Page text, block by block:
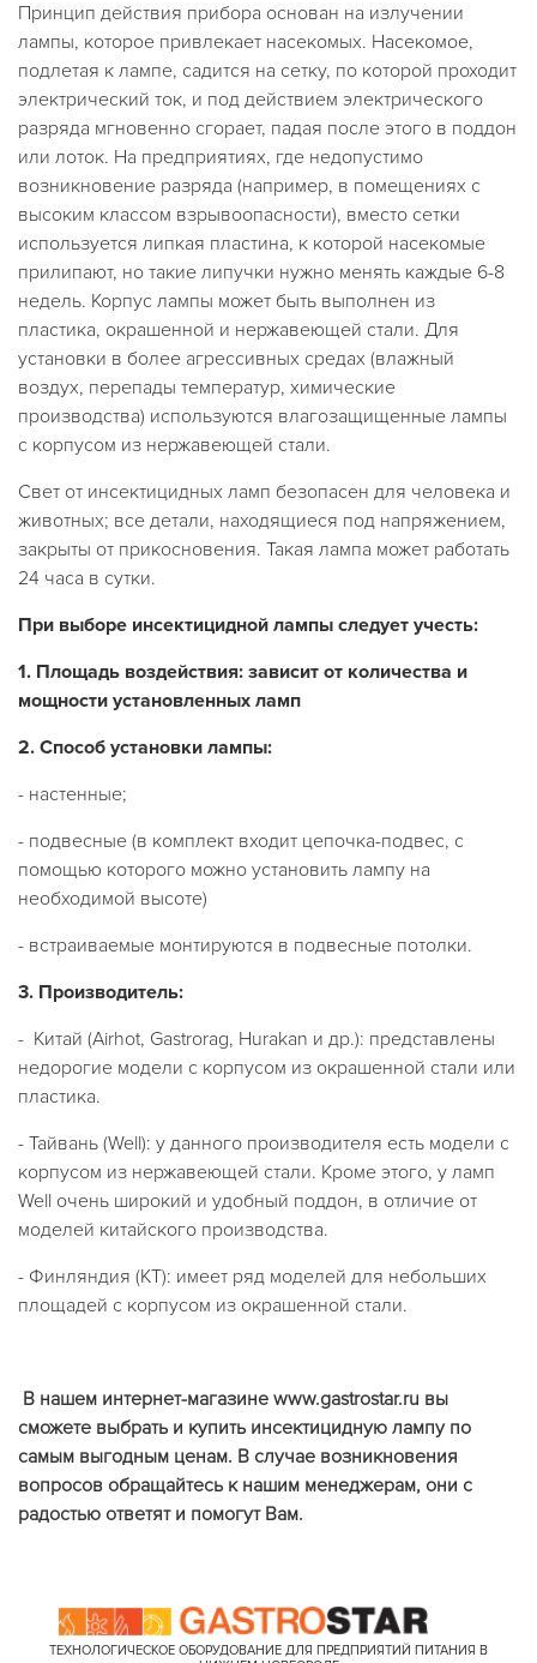
Принцип действия прибора основан на излучении
лампы, которое привлекает насекомых. Насекомое,
подлетая к лампе, садится на сетку, по которой проходит
электрический ток, и под действием электрического
разряда мгновенно сгорает, падая после этого в поддон
или лоток. На предприятиях, где недопустимо
возникновение разряда (например, в помещениях с
высоким классом взрывоопасности), вместо сетки
используется липкая пластина, к которой насекомые
прилипают, но такие липучки нужно менять каждые 6-8
недель. Корпус лампы может быть выполнен из
пластика, окрашенной и нержавеющей стали. Для
установки в более агрессивных средах (влажный
воздух, перепады температур, химические
производства) используются влагозащищенные лампы
с корпусом из нержавеющей стали.
Свет от инсектицидных ламп безопасен для человека и
животных; все детали, находящиеся под напряжением,
закрыты от прикосновения. Такая лампа может работать
24 часа в сутки.
При выборе инсектицидной лампы следует учесть:
1. Площадь воздействия: зависит от количества и
мощности установленных ламп
2. Способ установки лампы:
- настенные;
- подвесные (в комплект входит цепочка-подвес, с
помощью которого можно установить лампу на
необходимой высоте)
- встраиваемые монтируются в подвесные потолки.
3. Производитель:
- Китай (Airhot, Gastrorag, Hurakan и др.): представлены
недорогие модели с корпусом из окрашенной стали или
пластика.
- Тайвань (Well): у данного производителя есть модели с
корпусом из нержавеющей стали. Кроме этого, у ламп
Well очень широкий и удобный поддон, в отличие от
моделей китайского производства.
- Финляндия (KT): имеет ряд моделей для небольших
площадей с корпусом из окрашенной стали.
В нашем интернет-магазине www.gastrostar.ru вы
сможете выбрать и купить инсектицидную лампу по
самым выгодным ценам. В случае возникновения
вопросов обращайтесь к нашим менеджерам, они с
радостью ответят и помогут Вам.
ТЕХНОЛОГИЧЕСКОЕ ОБОРУДОВАНИЕ ДЛЯ ПРЕДПРИЯТИЙ ПИТАНИЯ В